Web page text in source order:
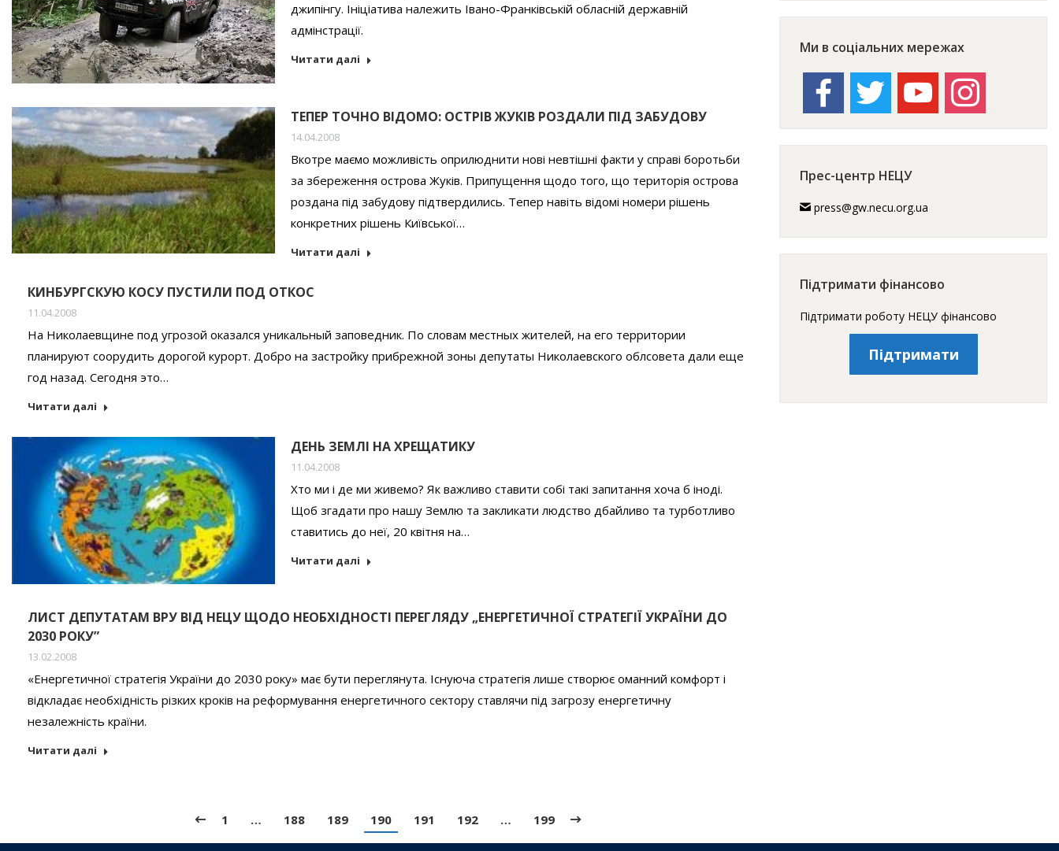
джипінгу. Ініціатива належить Івано-Франківській обласній державній
адмінстрації.
Читати далі
ТЕПЕР ТОЧНО ВІДОМО: ОСТРІВ ЖУКІВ РОЗДАЛИ ПІД ЗАБУДОВУ
14.04.2008
Вкотре маємо можливість оприлюднити нові невтішні факти у справі боротьби
за збереження острова Жуків. Припущення щодо того, що територія острова
роздана під забудову підтвердились. Тепер навіть відомі номери рішень
конкретних рішень Київської…
Читати далі
КИНБУРГСКУЮ КОСУ ПУСТИЛИ ПОД ОТКОС
11.04.2008
На Николаевщине под угрозой оказался уникальный заповедник. По словам местных жителей, на его территории
планируют соорудить дорогой курорт. Добро на застройку прибрежной зоны депутаты Николаевского облсовета дали еще
год назад. Сегодня это…
Читати далі
ДЕНЬ ЗЕМЛІ НА ХРЕЩАТИКУ
11.04.2008
Хто ми і де ми живемо? Як важливо ставити собі такі запитання хоча б іноді.
Щоб згадати про нашу Землю та закликати людство дбайливо та турботливо
ставитись до неї, 20 квітня на…
Читати далі
ЛИСТ ДЕПУТАТАМ ВРУ ВІД НЕЦУ ЩОДО НЕОБХІДНОСТІ ПЕРЕГЛЯДУ „ЕНЕРГЕТИЧНОЇ СТРАТЕГІЇ УКРАЇНИ ДО
2030 РОКУ”
13.02.2008
«Енергетичної стратегія України до 2030 року» має бути переглянута. Існуюча стратегія лише створює оманний комфорт і
відкладає необхідність різких кроків на реформування енергетичного сектору ставлячи під загрозу енергетичну
незалежність країни.
Читати далі
1 … 188 189 190 191 192 … 199
Ми в соціальних мережах
facebook twitter youtube instagram
Прес-центр НЕЦУ
press@gw.necu.org.ua
Підтримати фінансово
Підтримати роботу НЕЦУ фінансово
Підтримати